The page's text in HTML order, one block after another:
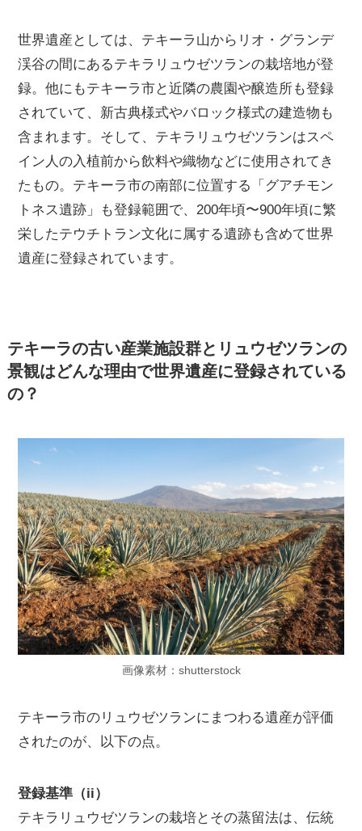
世界遺産としては、テキーラ山からリオ・グランデ
渓谷の間にあるテキラリュウゼツランの栽培地が登
録。他にもテキーラ市と近隣の農園や醸造所も登録
されていて、新古典様式やバロック様式の建造物も
含まれます。そして、テキラリュウゼツランはスペ
イン人の入植前から飲料や織物などに使用されてき
たもの。テキーラ市の南部に位置する「グアチモン
トネス遺跡」も登録範囲で、200年頃〜900年頃に繁
栄したテウチトラン文化に属する遺跡も含めて世界
遺産に登録されています。
テキーラの古い産業施設群とリュウゼツランの
景観はどんな理由で世界遺産に登録されている
の？
画像素材：shutterstock
テキーラ市のリュウゼツランにまつわる遺産が評価
されたのが、以下の点。
登録基準（ii）
テキラリュウゼツランの栽培とその蒸留法は、伝統